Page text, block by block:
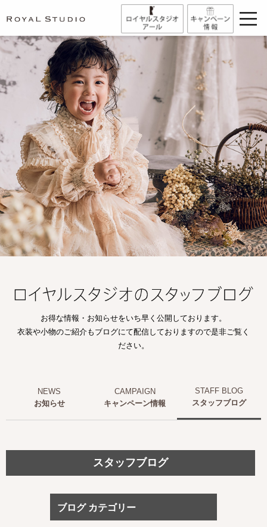
お得な情報・お知らせをいち早く公開しております。
衣装や小物のご紹介もブログにて配信しておりますので是非ご覧く
ださい。
お知らせ キャンペーン情報 スタッフブログ
スタッフブログ
ブログ カテゴリー